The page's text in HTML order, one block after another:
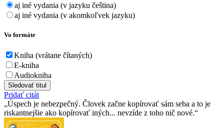
aj iné vydania (v jazyku čeština)
aj iné vydania (v akomkoľvek jazyku)
Vo formáte
Kniha (vrátane čítaných)
E-kniha
Audiokniha
Sledovať titul
Pridať citát
Úspech je nebezpečný. Človek začne kopírovať sám seba a to je
riskantnejšie ako kopírovať iných... nevzíde z toho nič nové.